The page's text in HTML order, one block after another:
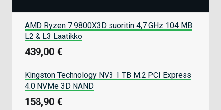
AMD Ryzen 7 9800X3D suoritin 4,7 GHz 104 MB
L2 & L3 Laatikko
439,00 €
Kingston Technology NV3 1 TB M.2 PCI Express
4.0 NVMe 3D NAND
158,90 €